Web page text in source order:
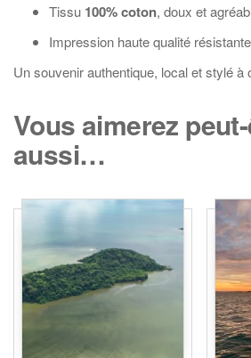
Tissu 100% coton, doux et
Impression haute qualité
Un souvenir authentique, local et stylé à
Vous aimerez
aussi…